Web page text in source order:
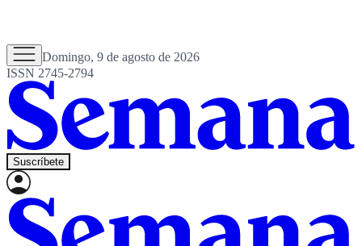
Domingo, 9 de agosto de 2026
ISSN 2745-2794
Suscríbete